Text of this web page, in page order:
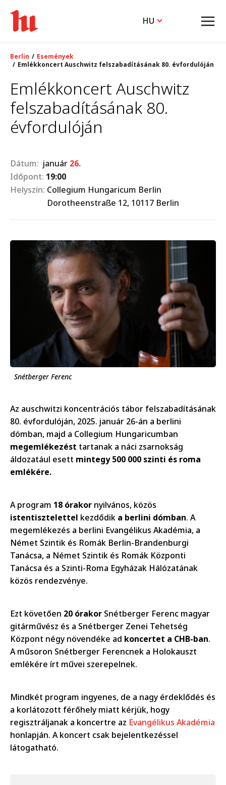
HU
Berlin
Események
Emlékkoncert Auschwitz felszabadításának 80. évfordulóján
Emlékkoncert Auschwitz
felszabadításának 80.
évfordulóján
Dátum: január 26.
Időpont: 19:00
Helyszín: Collegium Hungaricum Berlin
Dorotheenstraße 12, 10117 Berlin
Snétberger Ferenc
Az auschwitzi koncentrációs tábor felszabadításának
80. évfordulóján, 2025. január 26-án a berlini
dómban, majd a Collegium Hungaricumban
megemlékezést tartanak a náci zsarnokság
áldozatául esett mintegy 500 000 szinti és roma
emlékére.
A program 18 órakor nyilvános, közös
istentisztelettel kezdődik a berlini dómban. A
megemlékezés a berlini Evangélikus Akadémia, a
Német Szintik és Romák Berlin-Brandenburgi
Tanácsa, a Német Szintik és Romák Központi
Tanácsa és a Szinti-Roma Egyházak Hálózatának
közös rendezvénye.
Ezt követően 20 órakor Snétberger Ferenc magyar
gitárművész és a Snétberger Zenei Tehetség
Központ négy növendéke ad koncertet a CHB-ban.
A műsoron Snétberger Ferencnek a Holokauszt
emlékére írt művei szerepelnek.
Mindkét program ingyenes, de a nagy érdeklődés és
a korlátozott férőhely miatt kérjük, hogy
regisztráljanak a koncertre az Evangélikus Akadémia
honlapján. A koncert csak bejelentkezéssel
látogatható.